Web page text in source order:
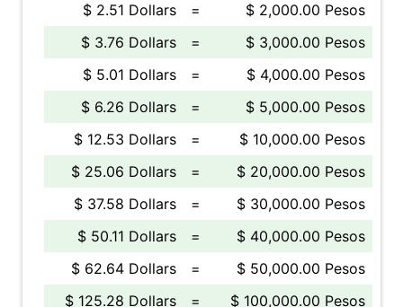
$ 2.51 Dollars
=
$ 2,000.00 Pesos
$ 3.76 Dollars
=
$ 3,000.00 Pesos
$ 5.01 Dollars
=
$ 4,000.00 Pesos
$ 6.26 Dollars
=
$ 5,000.00 Pesos
$ 12.53 Dollars
=
$ 10,000.00 Pesos
$ 25.06 Dollars
=
$ 20,000.00 Pesos
$ 37.58 Dollars
=
$ 30,000.00 Pesos
$ 50.11 Dollars
=
$ 40,000.00 Pesos
$ 62.64 Dollars
=
$ 50,000.00 Pesos
$ 125.28 Dollars
= $ 100,000.00 Pesos